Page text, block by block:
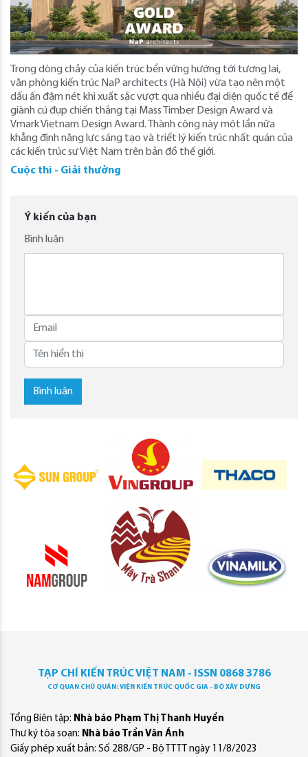
Trong dòng chảy của kiến trúc bền vững hướng tới tương lai,
văn phòng kiến trúc NaP architects (Hà Nội) vừa tạo nên một
dấu ấn đậm nét khi xuất sắc vượt qua nhiều đại diện quốc tế để
giành cú đụp chiến thắng tại Mass Timber Design Award và
Vmark Vietnam Design Award. Thành công này một lần nữa
khẳng định năng lực sáng tạo và triết lý kiến trúc nhất quán của
các kiến trúc sư Việt Nam trên bản đồ thế giới.
Cuộc thi - Giải thưởng
Ý kiến của bạn
Bình luận
Bình luận
TẠP CHÍ KIẾN TRÚC VIỆT NAM - ISSN 0868 3786
CƠ QUAN CHỦ QUẢN: VIỆN KIẾN TRÚC QUỐC GIA - BỘ XÂY DỰNG
Tổng Biên tập: Nhà báo Phạm Thị Thanh Huyền
Thư ký tòa soạn: Nhà báo Trần Văn Ánh
Giấy phép xuất bản: Số 288/GP - Bộ TTTT ngày 11/8/2023